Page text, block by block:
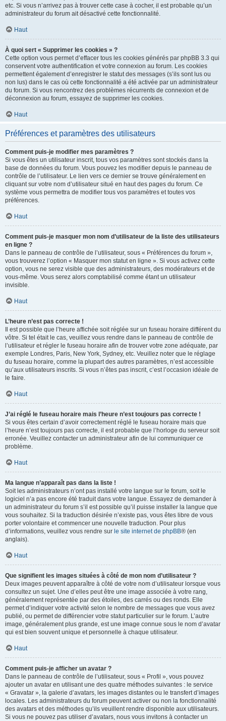
etc. Si vous n’arrivez pas à trouver cette case à cocher, il est probable qu’un
administrateur du forum ait désactivé cette fonctionnalité.
Haut
À quoi sert « Supprimer les cookies » ?
Cette option vous permet d’effacer tous les cookies générés par phpBB 3.3 qui
conservent votre authentification et votre connexion au forum. Les cookies
permettent également d’enregistrer le statut des messages (s’ils sont lus ou
non lus) dans le cas où cette fonctionnalité a été activée par un administrateur
du forum. Si vous rencontrez des problèmes récurrents de connexion et de
déconnexion au forum, essayez de supprimer les cookies.
Haut
Préférences et paramètres des utilisateurs
Comment puis-je modifier mes paramètres ?
Si vous êtes un utilisateur inscrit, tous vos paramètres sont stockés dans la
base de données du forum. Vous pouvez les modifier depuis le panneau de
contrôle de l’utilisateur. Le lien vers ce dernier se trouve généralement en
cliquant sur votre nom d’utilisateur situé en haut des pages du forum. Ce
système vous permettra de modifier tous vos paramètres et toutes vos
préférences.
Haut
Comment puis-je masquer mon nom d’utilisateur de la liste des utilisateurs
en ligne ?
Dans le panneau de contrôle de l’utilisateur, sous « Préférences du forum »,
vous trouverez l’option « Masquer mon statut en ligne ». Si vous activez cette
option, vous ne serez visible que des administrateurs, des modérateurs et de
vous-même. Vous serez alors comptabilisé comme étant un utilisateur
invisible.
Haut
L’heure n’est pas correcte !
Il est possible que l’heure affichée soit réglée sur un fuseau horaire différent du
vôtre. Si tel était le cas, veuillez vous rendre dans le panneau de contrôle de
l’utilisateur et régler le fuseau horaire afin de trouver votre zone adéquate, par
exemple Londres, Paris, New York, Sydney, etc. Veuillez noter que le réglage
du fuseau horaire, comme la plupart des autres paramètres, n’est accessible
qu’aux utilisateurs inscrits. Si vous n’êtes pas inscrit, c’est l’occasion idéale de
le faire.
Haut
J’ai réglé le fuseau horaire mais l’heure n’est toujours pas correcte !
Si vous êtes certain d’avoir correctement réglé le fuseau horaire mais que
l’heure n’est toujours pas correcte, il est probable que l’horloge du serveur soit
erronée. Veuillez contacter un administrateur afin de lui communiquer ce
problème.
Haut
Ma langue n’apparaît pas dans la liste !
Soit les administrateurs n’ont pas installé votre langue sur le forum, soit le
logiciel n’a pas encore été traduit dans votre langue. Essayez de demander à
un administrateur du forum s’il est possible qu’il puisse installer la langue que
vous souhaitez. Si la traduction désirée n’existe pas, vous êtes libre de vous
porter volontaire et commencer une nouvelle traduction. Pour plus
d’informations, veuillez vous rendre sur le site internet de phpBB® (en
anglais).
Haut
Que signifient les images situées à côté de mon nom d’utilisateur ?
Deux images peuvent apparaître à côté de votre nom d’utilisateur lorsque vous
consultez un sujet. Une d’elles peut être une image associée à votre rang,
généralement représentée par des étoiles, des carrés ou des ronds. Elle
permet d’indiquer votre activité selon le nombre de messages que vous avez
publié, ou permet de différencier votre statut particulier sur le forum. L’autre
image, généralement plus grande, est une image connue sous le nom d’avatar
qui est bien souvent unique et personnelle à chaque utilisateur.
Haut
Comment puis-je afficher un avatar ?
Dans le panneau de contrôle de l’utilisateur, sous « Profil », vous pouvez
ajouter un avatar en utilisant une des quatre méthodes suivantes : le service
« Gravatar », la galerie d’avatars, les images distantes ou le transfert d’images
locales. Les administrateurs du forum peuvent activer ou non la fonctionnalité
des avatars et des méthodes qu’ils veuillent rendre disponible aux utilisateurs.
Si vous ne pouvez pas utiliser d’avatars, nous vous invitons à contacter un